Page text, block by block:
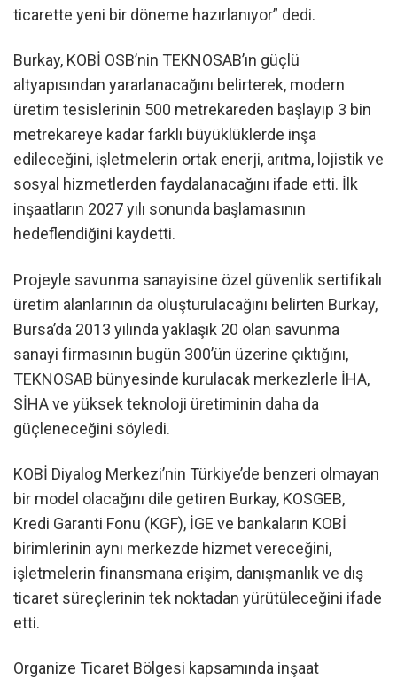
ticarette yeni bir döneme hazırlanıyor” dedi.
Burkay, KOBİ OSB’nin TEKNOSAB’ın güçlü
altyapısından yararlanacağını belirterek, modern
üretim tesislerinin 500 metrekareden başlayıp 3 bin
metrekareye kadar farklı büyüklüklerde inşa
edileceğini, işletmelerin ortak enerji, arıtma, lojistik ve
sosyal hizmetlerden faydalanacağını ifade etti. İlk
inşaatların 2027 yılı sonunda başlamasının
hedeflendiğini kaydetti.
Projeyle savunma sanayisine özel güvenlik sertifikalı
üretim alanlarının da oluşturulacağını belirten Burkay,
Bursa’da 2013 yılında yaklaşık 20 olan savunma
sanayi firmasının bugün 300’ün üzerine çıktığını,
TEKNOSAB bünyesinde kurulacak merkezlerle İHA,
SİHA ve yüksek teknoloji üretiminin daha da
güçleneceğini söyledi.
KOBİ Diyalog Merkezi’nin Türkiye’de benzeri olmayan
bir model olacağını dile getiren Burkay, KOSGEB,
Kredi Garanti Fonu (KGF), İGE ve bankaların KOBİ
birimlerinin aynı merkezde hizmet vereceğini,
işletmelerin finansmana erişim, danışmanlık ve dış
ticaret süreçlerinin tek noktadan yürütüleceğini ifade
etti.
Organize Ticaret Bölgesi kapsamında inşaat